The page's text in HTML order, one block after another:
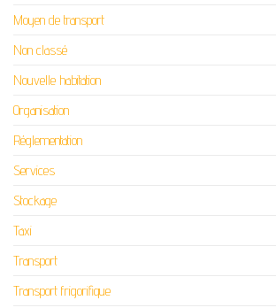
Moyen de transport
Non classé
Nouvelle habitation
Organisation
Réglementation
Services
Stockage
Taxi
Transport
Transport frigorifique